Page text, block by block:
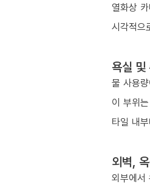
열화상
시각적으
욕실 및
물 사용
이 부위
타일 내
외벽,
외부에서